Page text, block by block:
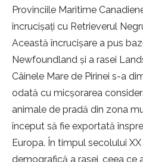
Provinciile Maritime
încrucișați cu Retrieverul
Această încrucișare a pus
Newfoundland și a rasei
Câinele Mare de Pirinei s-a
odată cu micșorarea
animale de pradă din zona
început să fie exportată
Europa. În timpul secolului
demografică a rasei, ceea ce